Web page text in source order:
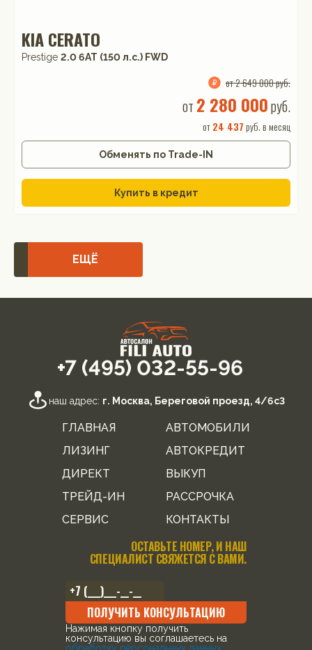
KIA CERATO
Prestige 2.0 6AT (150 л.с.) FWD
от 2 649 000 руб.
от 2 280 000руб.
от24 437 руб. в месяц
Обменять по Trade-IN
Купить в кредит
ЕЩЁ
+7 (495) 032-55-96
наш адрес: г. Москва, Береговой проезд, 4/6с3
ГЛАВНАЯ
АВТОМОБИЛИ
ЛИЗИНГ
АВТОКРЕДИТ
ДИРЕКТ
ВЫКУП
ТРЕЙД-ИН
РАССРОЧКА
СЕРВИС
КОНТАКТЫ
ОСТАВЬТЕ НОМЕР, И НАШ
СПЕЦИАЛИСТ СВЯЖЕТСЯ С ВАМИ.
ПОЛУЧИТЬ КОНСУЛЬТАЦИЮ
Нажимая кнопку получить
консультацию вы соглашаетесь на